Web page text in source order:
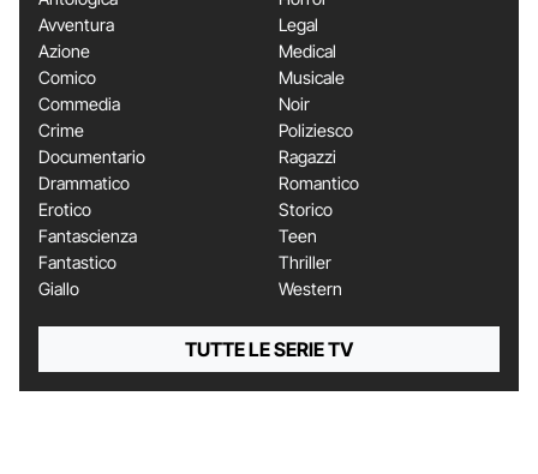
Avventura
Azione
Comico
Commedia
Crime
Documentario
Drammatico
Erotico
Fantascienza
Fantastico
Giallo
Legal
Medical
Musicale
Noir
Poliziesco
Ragazzi
Romantico
Storico
Teen
Thriller
Western
TUTTE LE SERIE TV